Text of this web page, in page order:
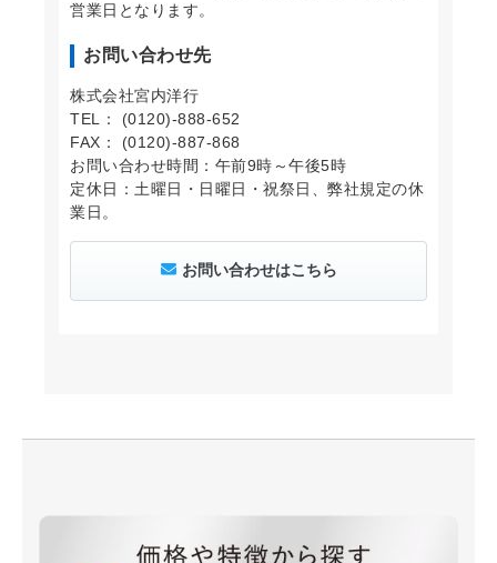
営業日となります。
お問い合わせ先
株式会社宮内洋行
TEL： (0120)-888-652
FAX： (0120)-887-868
お問い合わせ時間：午前9時～午後5時
定休日：土曜日・日曜日・祝祭日、弊社規定の休
業日。
お問い合わせはこちら